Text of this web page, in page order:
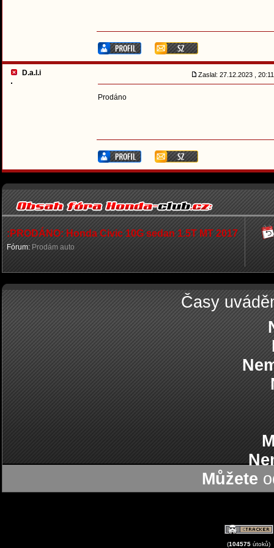
D.a.l.i Zaslal: 27.12.2023 ,
Prodáno
:PRODÁNO: Honda Civic 10G sedan 1.5T MT 2017
Fórum: Prodám auto
Časy
Můžete
(104575 útoků)